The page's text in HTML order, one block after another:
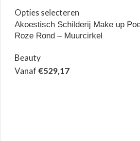
Opties selecteren
Akoestisch Schilderij Make up
Roze Rond – Muurcirkel
Beauty
Vanaf €529,17